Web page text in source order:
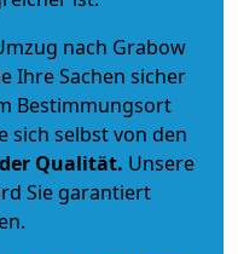
nach Grabow
Ihre Sachen sicher
Bestimmungsort
sich selbst von den
Qualität. Unsere
Sie garantiert